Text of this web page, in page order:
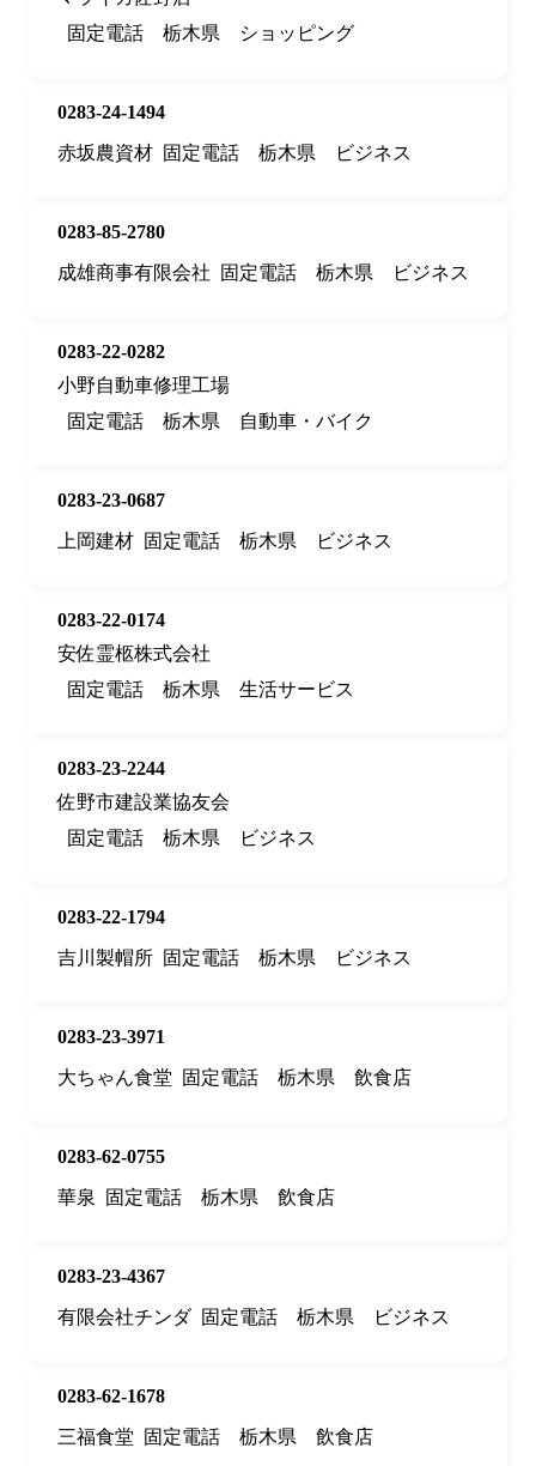
固定電話
栃木県 ショッピング
0283-24-1494
赤坂農資材 固定電話 栃木県 ビジネス
0283-85-2780
成雄商事有限会社
固定電話 栃木県 ビジネス
0283-22-0282
小野自動車修理工場
固定電話
栃木県 自動車・バイク
0283-23-0687
上岡建材 固定電話 栃木県 ビジネス
0283-22-0174
安佐霊柩株式会社
固定電話
栃木県 生活サービス
0283-23-2244
佐野市建設業協友会
固定電話
栃木県 ビジネス
0283-22-1794
吉川製帽所 固定電話 栃木県 ビジネス
0283-23-3971
大ちゃん食堂
固定電話 栃木県 飲食店
0283-62-0755
華泉
固定電話 栃木県 飲食店
0283-23-4367
有限会社チンダ 固定電話 栃木県 ビジネス
0283-62-1678
三福食堂
固定電話 栃木県 飲食店